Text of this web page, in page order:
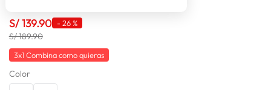
6. tv
7. laptop
8.
S/139.90 - 26 %
S/ 189.90
3x1 Combina como quieras
Color